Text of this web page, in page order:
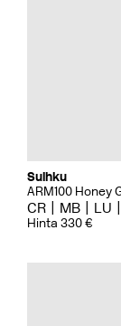
Suihku
ARM100 Honey
CR MB LU
Hinta 330 €